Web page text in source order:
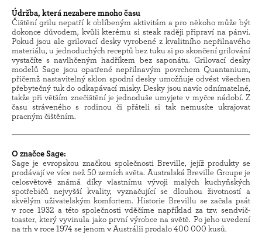
Údržba, která nezabere mnoho času
Čištění grilu nepatří k oblíbeným aktivitám a pro někoho může být
dokonce důvodem, kvůli kterému si steak raději připraví na pánvi.
Pokud jsou ale grilovací desky vyrobené z kvalitního nepřilnavého
materiálu, u jednoduchých receptů bez tuku si po skončení grilování
vystačíte s navlhčeným hadříkem bez saponátu. Grilovací desky
modelů Sage jsou opatřené nepřilnavým povrchem Quantanium,
přičemž nastavitelný sklon spodní desky umožňuje odvést všechen
přebytečný tuk do odkapávací misky. Desky jsou navíc odnímatelné,
takže při větším znečištění je jednoduše umyjete v myčce nádobí. Z
času stráveného s rodinou či přáteli si tak nemusíte ukrajovat
pracným čištěním.
O značce Sage:
Sage je evropskou značkou společnosti Breville, jejíž produkty se
prodávají ve více než 50 zemích světa. Australská Breville Groupe je
celosvětově známá díky vlastnímu vývoji malých kuchyňských
spotřebičů nejvyšší kvality, vyznačující se dlouhou životností a
skvělým uživatelským komfortem. Historie Brevillu se začala psát
v roce 1932 a této společnosti vděčíme například za tzv. sendvič-
toaster, který vyvinula jako první výrobce na světě. Po jeho uvedení
na trh v roce 1974 se jenom v Austrálii prodalo 400 000 kusů.